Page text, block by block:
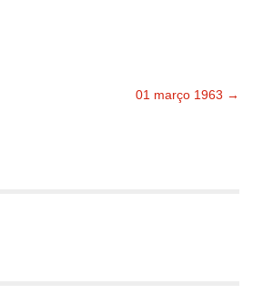
01 março 1963 →